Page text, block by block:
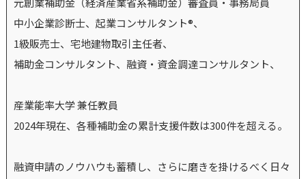
中小企業診断士、起業コンサルタント®、
1級販売士、宅地建物取引主任者、
補助金コンサルタント、融資・資金調達コンサルタント、
産業能率大学 兼任教員
2024年現在、各種補助金の累計支援件数は300件を超える。
融資申請のノウハウも蓄積し、さらに磨きを掛けるべく日々